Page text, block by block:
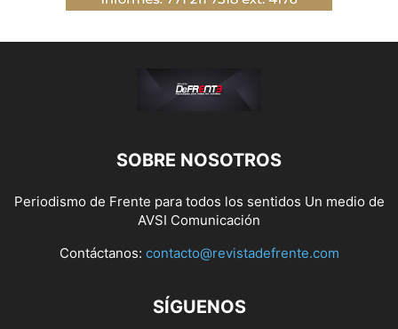
SOBRE NOSOTROS
Periodismo de Frente para todos los sentidos Un medio de
AVSI Comunicación
Contáctanos: contacto@revistadefrente.com
SÍGUENOS